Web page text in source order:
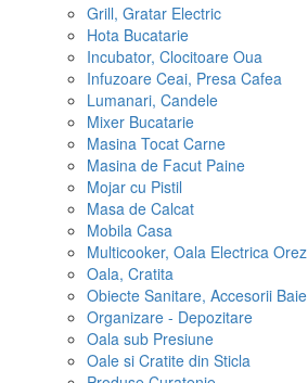
Grill, Gratar Electric
Hota Bucatarie
Incubator, Clocitoare Oua
Infuzoare Ceai, Presa Cafea
Lumanari, Candele
Mixer Bucatarie
Masina Tocat Carne
Masina de Facut Paine
Mojar cu Pistil
Masa de Calcat
Mobila Casa
Multicooker, Oala Electrica Orez
Oala, Cratita
Obiecte Sanitare, Accesorii Baie
Organizare - Depozitare
Oala sub Presiune
Oale si Cratite din Sticla